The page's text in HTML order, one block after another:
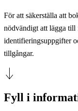
För att säkerställa att
nödvändigt att lägga
identifieringsuppgifter
tillgångar.
Fyll i